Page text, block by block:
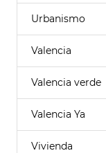
Urbanismo
Valencia
Valencia verde
Valencia Ya
Vivienda